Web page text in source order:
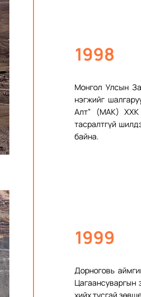
1998
Монгол Улсын
нэгжийг
Алт” (МАК)
тасралтгүй
байна.
1999
Дорноговь
Цагаансуваргын